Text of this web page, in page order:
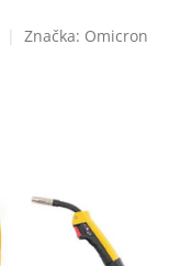
Značka: Omicron